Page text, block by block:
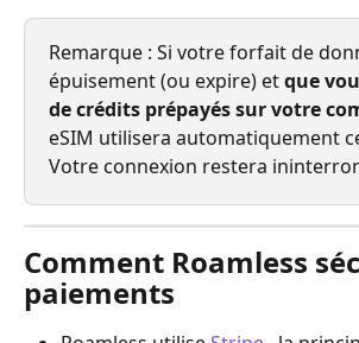
Remarque : Si votre forfait de
épuisement (ou expire) et que
de crédits prépayés sur votre
eSIM utilisera automatiquement
Votre connexion restera
Comment Roamless
paiements